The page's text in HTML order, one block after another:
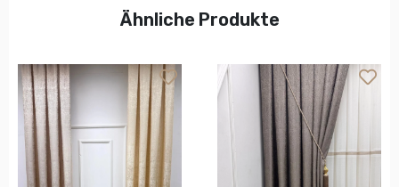
Ähnliche Produkte